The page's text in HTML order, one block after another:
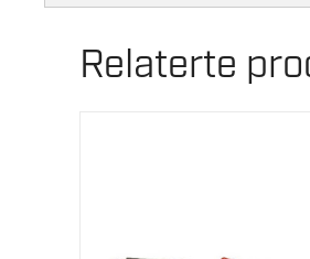
Relaterte